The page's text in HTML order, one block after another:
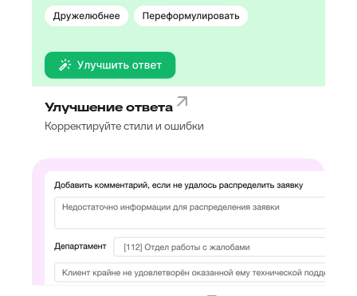
Улучшение ответа
Корректируйте стили и ошибки